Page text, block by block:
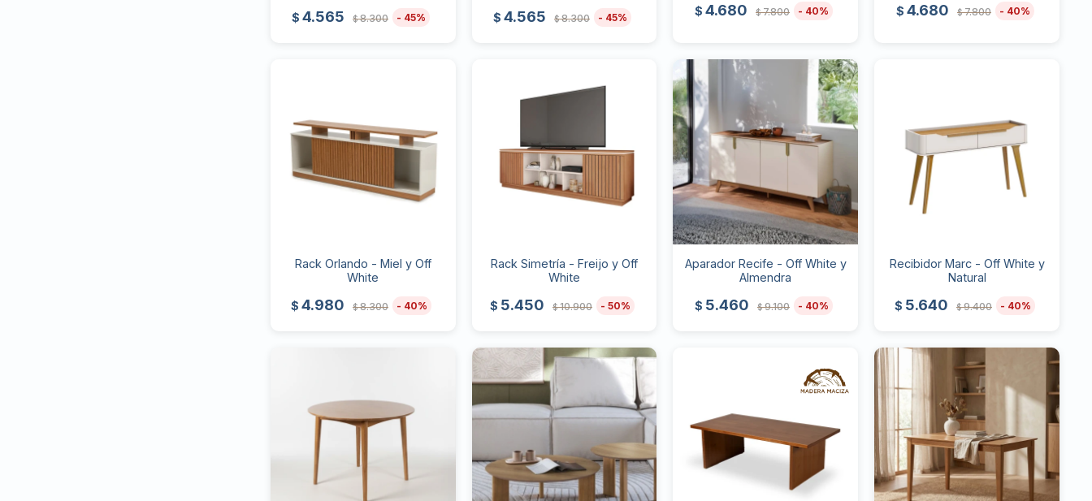
$ 4.565 $ 8.300 45 $ 4.565 $ 8.300 45
$ 4.680 $ 7.800 40 $ 4.680 $ 7.800 40
Rack Orlando - Miel y Off
White
$ 4.980 $ 8.300 40
Rack Simetría - Freijo y Off
White
$ 5.450 $ 10.900 50
Aparador Recife - Off White y
Almendra
$ 5.460 $ 9.100 40
Recibidor Marc - Off White y
Natural
$ 5.640 $ 9.400 40